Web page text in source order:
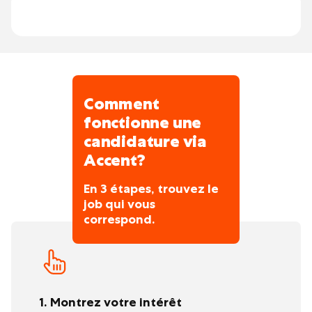
Comment
fonctionne une
candidature via
Accent?
En 3 étapes, trouvez le
job qui vous
correspond.
1. Montrez votre intérêt